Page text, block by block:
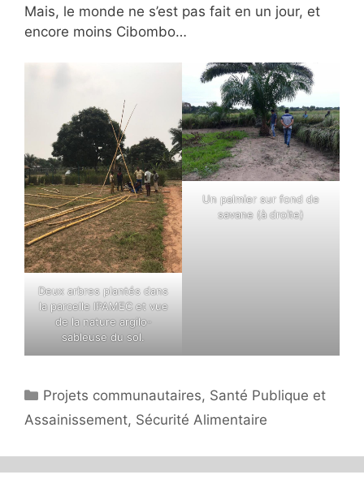
Mais, le monde ne s’est pas fait en un jour, et
encore moins Cibombo…
Deux arbres plantés dans
la parcelle IPAMEC et vue
de la nature argilo-
sableuse du sol.
Un palmier sur fond de
savane (à droite)
Catégories
Projets communautaires, Santé Publique et
Assainissement, Sécurité Alimentaire